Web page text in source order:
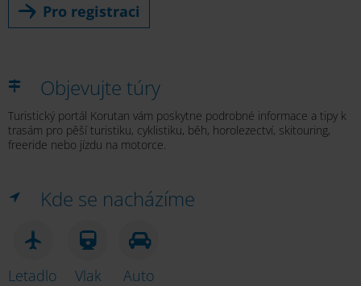
Pro registraci
Objevujte túry
Turistický portál Korutan vám poskytne podrobné informace a tipy k
trasám pro pěší turistiku, cyklistiku, běh, horolezectví, skitouring,
freeride nebo jízdu na motorce.
Kde se nacházíme
Letadlo Vlak Auto